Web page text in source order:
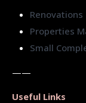
Renovations
Properties
Small
——
Useful Links